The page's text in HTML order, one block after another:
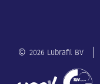
© 2026 Lubrafil BV